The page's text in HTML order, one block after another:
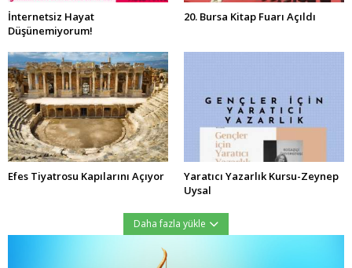
İnternetsiz Hayat
Düşünemiyorum!
20. Bursa Kitap Fuarı Açıldı
Efes Tiyatrosu Kapılarını Açıyor
Yaratıcı Yazarlık Kursu-Zeynep
Uysal
Daha fazla yükle